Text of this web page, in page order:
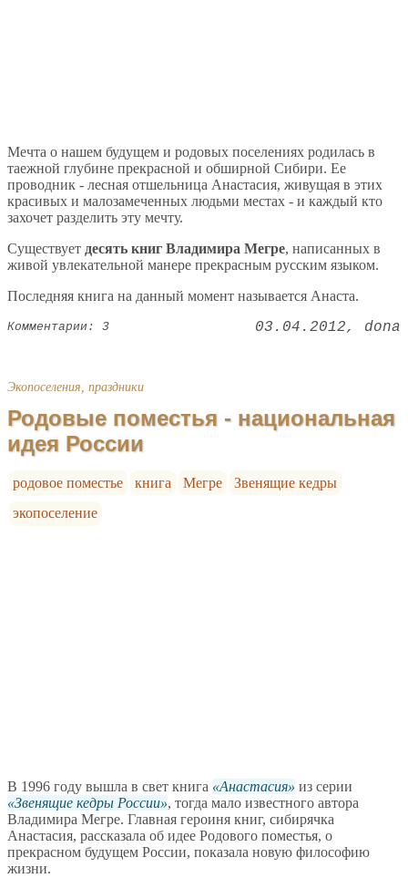
Мечта о нашем будущем и родовых поселениях родилась в
таежной глубине прекрасной и обширной Сибири. Ее
проводник - лесная отшельница Анастасия, живущая в этих
красивых и малозамеченных людьми местах - и каждый кто
захочет разделить эту мечту.
Существует десять книг Владимира Мегре, написанных в
живой увлекательной манере прекрасным русским языком.
Последняя книга на данный момент называется Анаста.
Комментарии: 3 03.04.2012 dona
Экопоселения, праздники
Родовые поместья - национальная
идея России
родовое поместье книга Мегре
Звенящие кедры
экопоселение
В 1996 году вышла в свет книга Анастасия
из серии
Звенящие кедры России , тогда мало известного автора
Владимира Мегре. Главная героиня книг, сибирячка
Анастасия, рассказала об идее Родового поместья, о
прекрасном будущем России, показала новую философию
жизни.